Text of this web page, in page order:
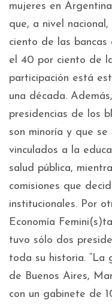
mujeres en
que, a nivel
ciento de las
el 40 por ciento de
participación está
una década.
presidencias de los
son minoría y que se
vinculados a la
salud pública,
comisiones que
institucionales. Por
Economía
tuvo sólo dos
toda su historia. “La
de Buenos Aires,
con un gabinete de